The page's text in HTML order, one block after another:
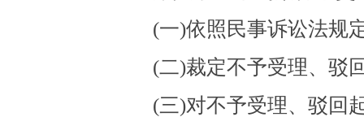
(一)依照民事诉讼法规定
(二)裁定不予受理、驳回
(三)对不予受理、驳回起